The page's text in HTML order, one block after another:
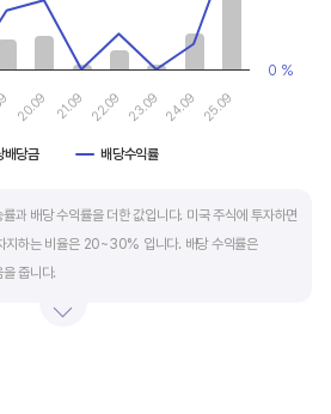
배당금 배당수익률
20.09 21.09 22.09 23.09 24.09 25.09
0 %
과 배당 수익률을 더한 값입니다. 미국 주식에 투자하면
지하는 비율은 20~30% 입니다. 배당 수익률은
줍니다.
A 주식을 주당 100 달러에 매수하고 주당배당금으로